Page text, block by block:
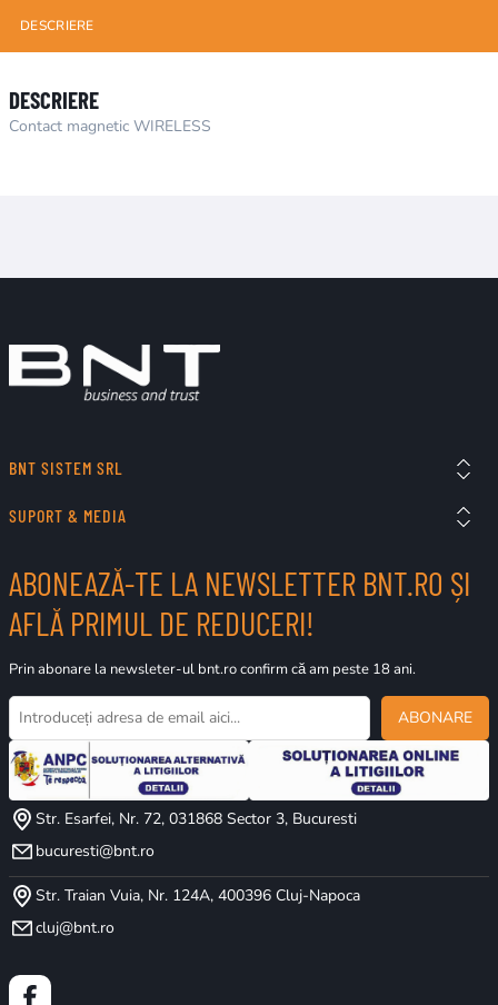
DESCRIERE
DESCRIERE
Contact magnetic WIRELESS
BNT SISTEM SRL
SUPORT & MEDIA
ABONEAZĂ-TE LA NEWSLETTER BNT.RO ȘI
AFLĂ PRIMUL DE REDUCERI!
Prin abonare la newsleter-ul bnt.ro confirm că am peste 18 ani.
ABONARE
Str. Esarfei, Nr. 72, 031868 Sector 3, Bucuresti
bucuresti@bnt.ro
Str. Traian Vuia, Nr. 124A, 400396 Cluj-Napoca
cluj@bnt.ro